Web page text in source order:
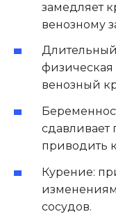
замедляет
венозному
физическая
венозный
приводить
Курение:
сосудов.